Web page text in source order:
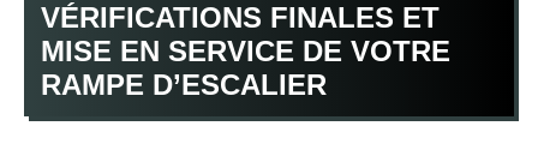
VÉRIFICATIONS FINALES ET
MISE EN SERVICE DE VOTRE
RAMPE D’ESCALIER